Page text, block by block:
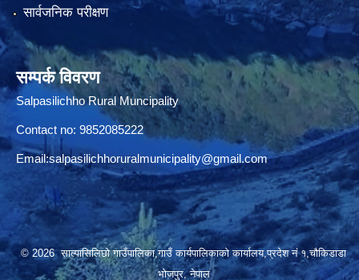
सार्वजनिक परीक्षण
सम्पर्क विवरण
Salpasilichho Rural Muncipality
Contact no: 9852085222
Email:salpasilichhoruralmunicipality@gmail.com
© 2026 साल्पासिलिछो गाउँपालिका,गाउँ कार्यपालिकाको कार्यालय,प्रदेश नं १,चौकिडाडा
भोजपुर, नेपाल